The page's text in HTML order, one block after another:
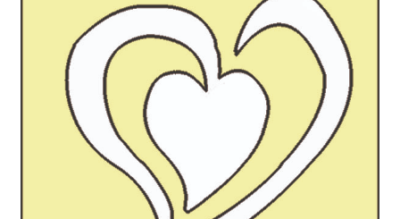
Echtheit von Bewertungen
Impressum
Kasse
Mein Konto